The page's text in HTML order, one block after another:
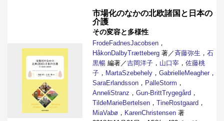
市場化のなかの北欧諸国と日本の
介護
その変容と多様性
FrodeFadnesJacobsen ，
HåkonDalbyTrætteberg 著／斉藤弥生 ， 石
黒暢 編著／吉岡洋子 ， 山口宰 ， 佐藤桃
子 ， MartaSzebehely ， GabrielleMeagher ，
SaraErlandsson ， PalleStorm ，
AnneliStranz ， Gun-BrittTrygegård ，
TildeMarieBertelsen ， TineRostgaard ，
MiaVabø ， KarenChristensen 著